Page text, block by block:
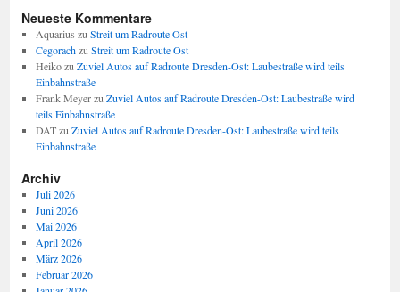
Neueste Kommentare
Aquarius zuStreit um Radroute Ost
CegorachzuStreit um Radroute Ost
HeikozuZuviel Autos auf Radroute Dresden-Ost: Laubestraße wird teils
Einbahnstraße
Frank MeyerzuZuviel Autos auf Radroute Dresden-Ost: Laubestraße wird
teils Einbahnstraße
DATzuZuviel Autos auf Radroute Dresden-Ost: Laubestraße wird teils
Einbahnstraße
Archiv
Juli 2026
Juni 2026
Mai 2026
April 2026
März 2026
Februar 2026